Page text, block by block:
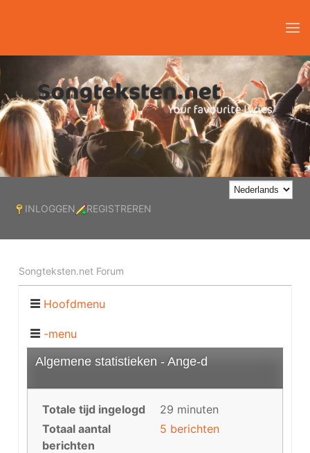
INLOGGEN REGISTREREN
Songteksten.net Forum
Hoofdmenu
-menu
Algemene statistieken - Ange-d
Totale tijd ingelogd
29 minuten
Totaal aantal
berichten
5 berichten